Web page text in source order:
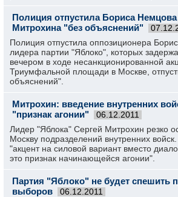
Полиция отпустила Бориса Немцова
Митрохина "без объяснений"
Полиция отпустила оппозиционера
лидера партии "Яблоко", которых
вечером в ходе несанкционированной
Триумфальной площади в Москве,
объяснений".
Митрохин: введение внутренних
"признак агонии"
06.12.2011
Лидер "Яблока" Сергей Митрохин резко
Москву подразделений внутренних
"акцент на силовой вариант вместо
это признак начинающейся агонии".
Партия "Яблоко" не будет спешить
выборов
06.12.2011